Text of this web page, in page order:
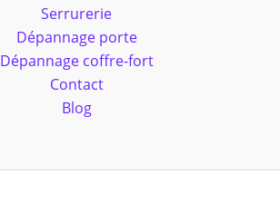
Serrurerie
Dépannage porte
Dépannage coffre-fort
Contact
Blog